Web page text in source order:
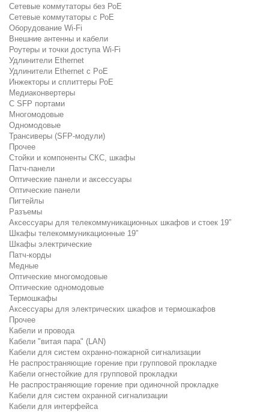
Сетевые коммутаторы без РоЕ
Сетевые коммутаторы с РоЕ
Оборудование Wi-Fi
Внешние антенны и кабели
Роутеры и точки доступа Wi-Fi
Удлинители Ethernet
Удлинители Ethernet с PoE
Инжекторы и сплиттеры РоЕ
Медиаконвертеры
С SFP портами
Многомодовые
Одномодовые
Трансиверы (SFP-модули)
Прочее
Стойки и компоненты СКС, шкафы
Патч-панели
Оптические панели и аксессуары
Оптические панели
Пигтейлы
Разъемы
Аксессуары для телекоммуникационных шкафов и стоек 19”
Шкафы телекоммуникационные 19”
Шкафы электрические
Патч-корды
Медные
Оптические многомодовые
Оптические одномодовые
Термошкафы
Аксессуары для электрических шкафов и термошкафов
Прочее
Кабели и провода
Кабели "витая пара" (LAN)
Кабели для систем охранно-пожарной сигнализации
Не распространяющие горение при групповой прокладке
Кабели огнестойкие для групповой прокладки
Не распространяющие горение при одиночной прокладке
Кабели для систем охранной сигнализации
Кабели для интерфейса